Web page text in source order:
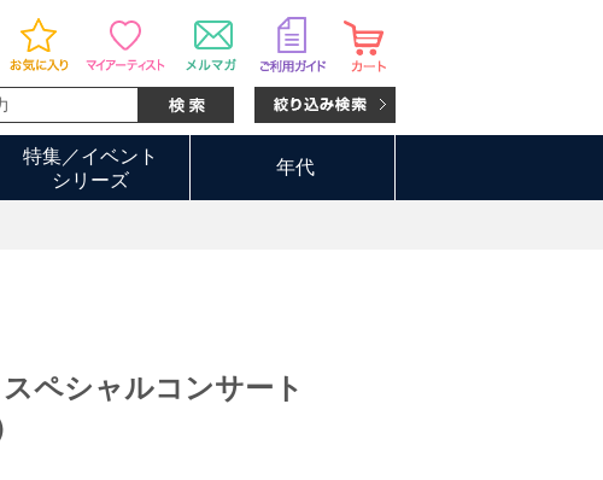
特集／イベント
シリーズ
年代
ペシャルコンサート